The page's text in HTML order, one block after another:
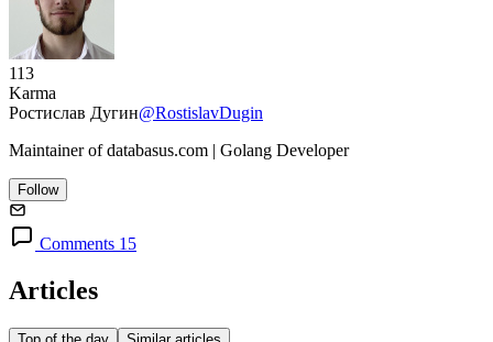
113
Karma
Ростислав Дугин@RostislavDugin
Maintainer of databasus.com | Golang Developer
Follow
Comments 15
Articles